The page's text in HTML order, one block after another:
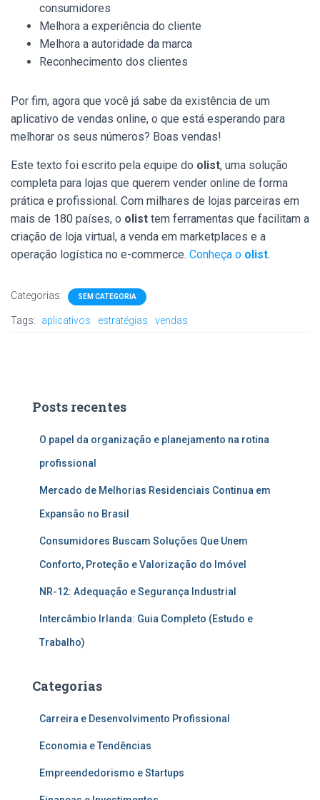
consumidores
Melhora a experiência do cliente
Melhora a autoridade da marca
Reconhecimento dos clientes
Por fim, agora que você já sabe da existência de um
aplicativo de vendas online, o que está esperando para
melhorar os seus números? Boas vendas!
Este texto foi escrito pela equipe do olist, uma solução
completa para lojas que querem vender online de forma
prática e profissional. Com milhares de lojas parceiras em
mais de 180 países, o olist tem ferramentas que facilitam a
criação de loja virtual, a venda em marketplaces e a
operação logística no e-commerce. Conheça o olist.
Categorias: SEM CATEGORIA
Tags: aplicativos estratégias vendas
Posts recentes
O papel da organização e planejamento na rotina
profissional
Mercado de Melhorias Residenciais Continua em
Expansão no Brasil
Consumidores Buscam Soluções Que Unem
Conforto, Proteção e Valorização do Imóvel
NR-12: Adequação e Segurança Industrial
Intercâmbio Irlanda: Guia Completo (Estudo e
Trabalho)
Categorias
Carreira e Desenvolvimento Profissional
Economia e Tendências
Empreendedorismo e Startups